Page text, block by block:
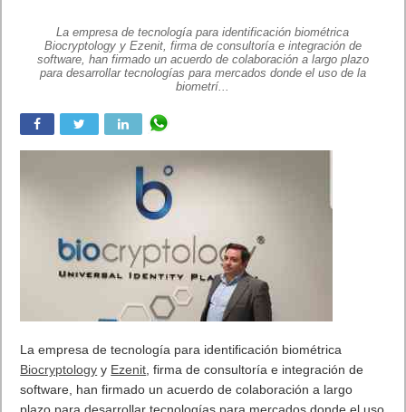
Juan Cascón Baños Actualizada:05/03/2020 17:36
Creada:05/03/2020 Destacada ,Internet
Spotify revela las artistas femeninas más escuchadas en